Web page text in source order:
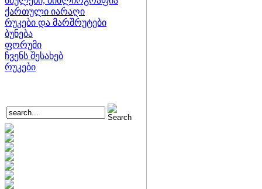
ქართული იარაღი
რუკები და მარშრუტები
ბუნება
ფორუმი
ჩვენს შესახებ
რუკები